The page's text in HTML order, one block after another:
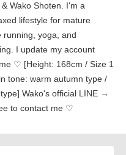
Wako Shoten. I'm a
lifestyle for mature
running, yoga, and
I update my account
♡ [Height: 168cm / Size 1
tone: warm autumn type /
Wako's official LINE →
to contact me ♡